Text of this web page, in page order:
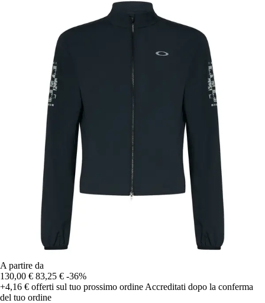
A partire da
130,00 € 83,25 € -36%
+4,16 € offerti sul tuo prossimo ordine Accreditati dopo la conferma
del tuo ordine